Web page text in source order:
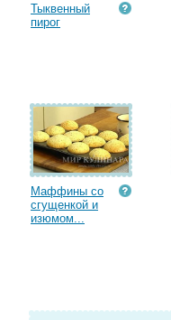
Тыквенный
пирог
Маффины со
сгущенкой и
изюмом...